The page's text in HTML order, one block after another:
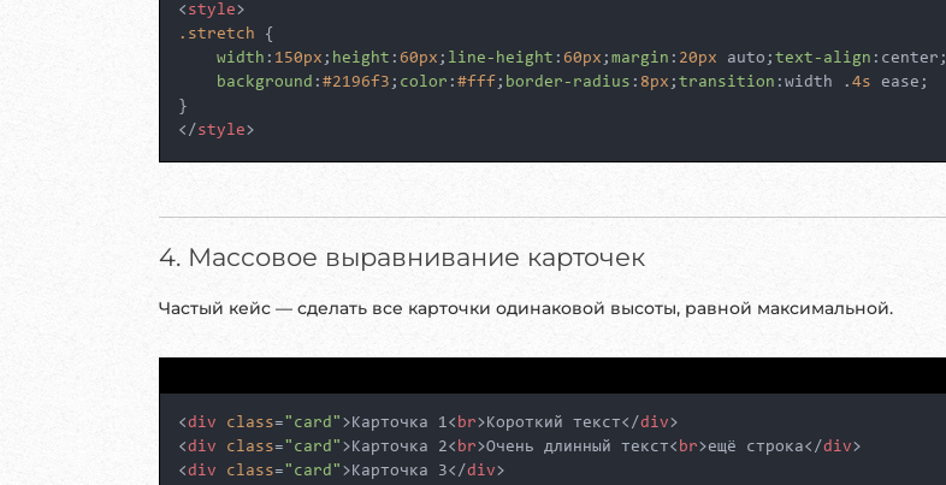
< style>
.stretch {
width : 150px ; height : 60px ; line-height : 60px ; margin : 20px auto; text-align :center;
background : #2196f3 ; color : #fff ; border-radius : 8px ; transition :width . 4s ease;
</ style>
4. Массовое выравнивание карточек
Частый кейс — сделать все карточки одинаковой высоты, равной максимальной.
<div class= "card" > Карточка 1< br> Короткий текст</div>
<div class= "card" > Карточка 2< br>Очень длинный текст< br>ещё строка</div>
<div class= "card" > Карточка 3</div>